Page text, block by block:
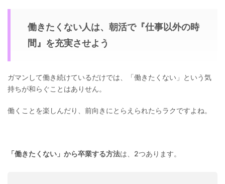
働きたくない人は、朝活で『仕事以外の時
間』を充実させよう
ガマンして働き続けているだけでは、「働きたくない」という気
持ちが和らぐことはありせん。
働くことを楽しんだり、前向きにとらえられたらラクですよね。
「働きたくない」から卒業する方法は、2つあります。